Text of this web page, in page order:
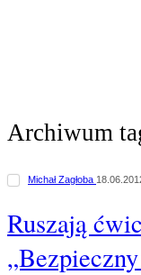
Archiwum
Michał Zagłoba
Ruszają